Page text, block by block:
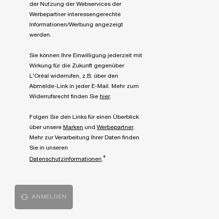
der Nutzung der Webservices der
Werbepartner interessengerechte
Informationen/Werbung angezeigt
werden.
Sie können Ihre Einwilligung jederzeit mit
Wirkung für die Zukunft gegenüber
L'Oréal widerrufen, z.B. über den
Abmelde-Link in jeder E-Mail. Mehr zum
Widerrufsrecht finden Sie hier.
Folgen Sie den Links für einen Überblick
über unsere Marken und Werbepartner.
Mehr zur Verarbeitung Ihrer Daten finden
Sie in unseren
Datenschutzinformationen.*
ANMELDEN